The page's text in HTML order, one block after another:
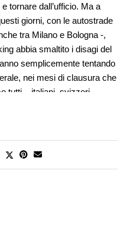
tornare dall’ufficio. Ma a
giorni, con le autostrade
tra Milano e Bologna -,
abbia smaltito i disagi del
semplicemente tentando
nei mesi di clausura che
tutti – italiani, svizzeri,
di vita e di lavoro. Ci
che facevamo erano
via skype non è come